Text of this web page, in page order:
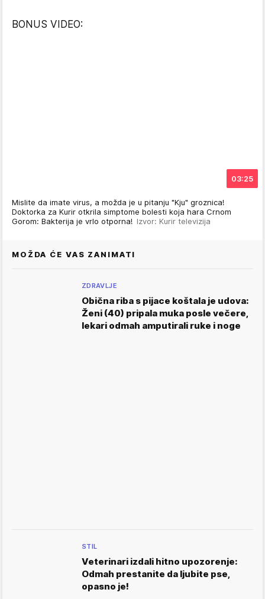
BONUS VIDEO:
03:25
Mislite da imate virus, a možda je u pitanju "Kju" groznica!
Doktorka za Kurir otkrila simptome bolesti koja hara Crnom
Gorom: Bakterija je vrlo otporna! Izvor: Kurir televizija
MOŽDA ĆE VAS ZANIMATI
ZDRAVLJE
Obična riba s pijace koštala je udova:
Ženi (40) pripala muka posle večere,
lekari odmah amputirali ruke i noge
STIL
Veterinari izdali hitno upozorenje:
Odmah prestanite da ljubite pse,
opasno je!